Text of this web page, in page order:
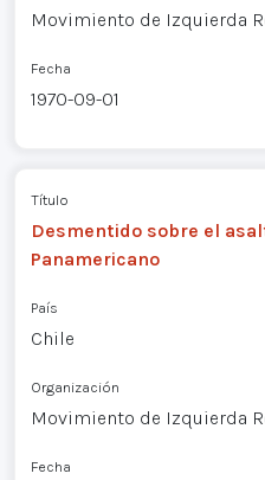
Movimiento de Izquierda
Fecha
1970-09-01
Título
Desmentido sobre el
Panamericano
País
Chile
Organización
Movimiento de Izquierda
Fecha